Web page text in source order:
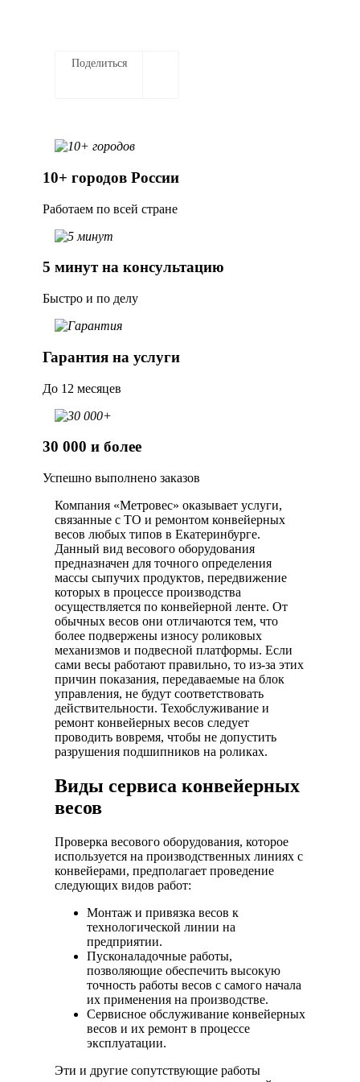
Поделиться
10+ городов России
Работаем по всей стране
5 минут на консультацию
Быстро и по делу
Гарантия на услуги
До 12 месяцев
30 000 и более
Успешно выполнено заказов
Компания «Метровес» оказывает услуги,
связанные с ТО и ремонтом конвейерных
весов любых типов в Екатеринбурге.
Данный вид весового оборудования
предназначен для точного определения
массы сыпучих продуктов, передвижение
которых в процессе производства
осуществляется по конвейерной ленте. От
обычных весов они отличаются тем, что
более подвержены износу роликовых
механизмов и подвесной платформы. Если
сами весы работают правильно, то из-за этих
причин показания, передаваемые на блок
управления, не будут соответствовать
действительности. Техобслуживание и
ремонт конвейерных весов следует
проводить вовремя, чтобы не допустить
разрушения подшипников на роликах.
Виды сервиса конвейерных
весов
Проверка весового оборудования, которое
используется на производственных линиях с
конвейерами, предполагает проведение
следующих видов работ:
Монтаж и привязка весов к
технологической линии на
предприятии.
Пусконаладочные работы,
позволяющие обеспечить высокую
точность работы весов с самого начала
их применения на производстве.
Сервисное обслуживание конвейерных
весов и их ремонт в процессе
эксплуатации.
Эти и другие сопутствующие работы